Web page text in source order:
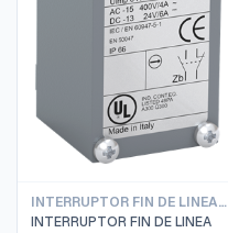
INTERRUPTOR FIN DE LINEA ABB
INTERRUPTOR FIN DE LINEA